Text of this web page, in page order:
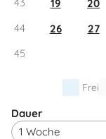
43
19 20
44
26 27
45
Frei
Dauer